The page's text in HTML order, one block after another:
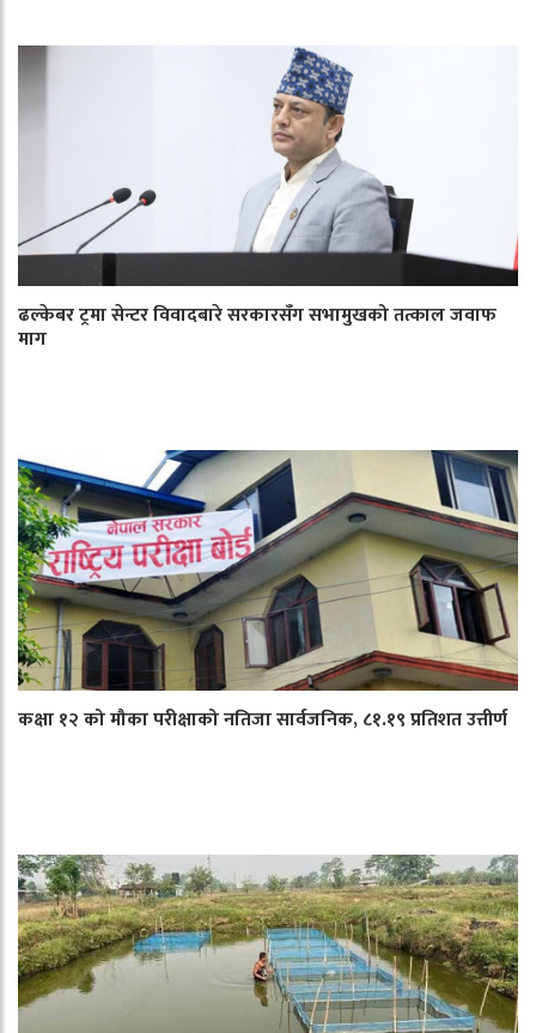
ढल्केबर ट्रमा सेन्टर विवादबारे सरकारसँग सभामुखको तत्काल जवाफ
माग
कक्षा १२ को मौका परीक्षाको नतिजा सार्वजनिक, ८१.१९ प्रतिशत उत्तीर्ण